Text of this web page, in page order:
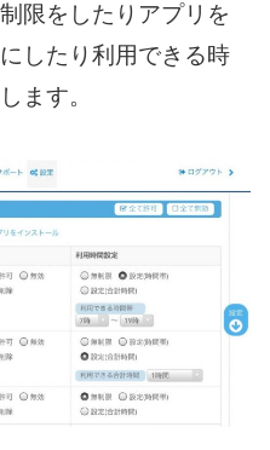
限をしたりアプリを
したり利用できる時
ます。